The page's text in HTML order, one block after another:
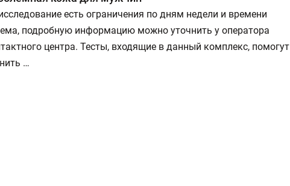
есть ограничения по дням недели и времени
подробную информацию можно уточнить у оператора
центра. Тесты, входящие в данный комплекс, помогут
…